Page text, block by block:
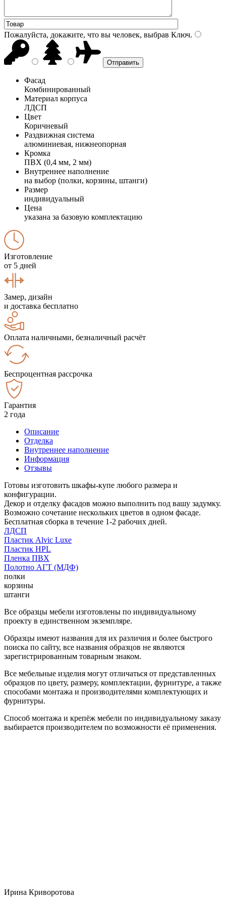
Пожалуйста, докажите, что вы человек, выбрав Ключ.
Фасад
Комбинированный
Материал корпуса
ЛДСП
Цвет
Коричневый
Раздвижная система
алюминиевая, нижнеопорная
Кромка
ПВХ (0,4 мм, 2 мм)
Внутреннее наполнение
на выбор (полки, корзины, штанги)
Размер
индивидуальный
Цена
указана за базовую комплектацию
Изготовление
от 5 дней
Замер, дизайн
и доставка бесплатно
Оплата наличными, безналичный расчёт
Беспроцентная рассрочка
Гарантия
2 года
Описание
Отделка
Внутреннее наполнение
Информация
Отзывы
Готовы изготовить шкафы-купе любого размера и
конфигурации.
Декор и отделку фасадов можно выполнить под вашу задумку.
Возможно сочетание нескольких цветов в одном фасаде.
Бесплатная сборка в течение 1-2 рабочих дней.
ЛДСП
Пластик Alvic Luxe
Пластик HPL
Пленка ПВХ
Полотно АГТ (МДФ)
полки
корзины
штанги
Все образцы мебели изготовлены по индивидуальному
проекту в единственном экземпляре.
Образцы имеют названия для их различия и более быстрого
поиска по сайту, все названия образцов не являются
зарегистрированным товарным знаком.
Все мебельные изделия могут отличаться от представленных
образцов по цвету, размеру, комплектации, фурнитуре, а также
способами монтажа и производителями комплектующих и
фурнитуры.
Способ монтажа и крепёж мебели по индивидуальному заказу
выбирается производителем по возможности её применения.
Ирина Криворотова